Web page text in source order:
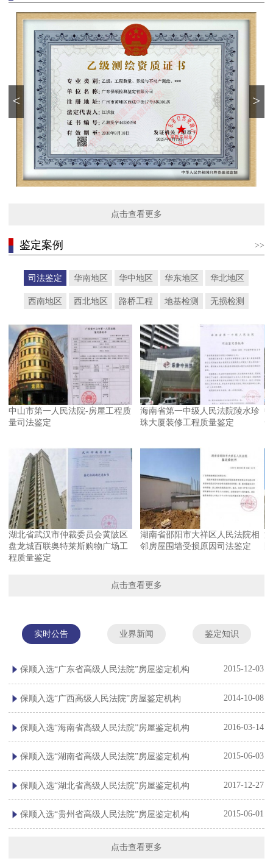
< >
点击查看更多
鉴定案例 >>
司法鉴定 华南地区 华中地区 华东地区 华北地区
西南地区 西北地区 路桥工程 地基检测 无损检测
中山市第一人民法院-房屋工程质
量司法鉴定
海南省第一中级人民法院陵水珍
珠大厦装修工程质量鉴定
湖北省武汉市仲裁委员会黄陂区
盘龙城百联奥特莱斯购物广场工
程质量鉴定
湖南省邵阳市大祥区人民法院相
邻房屋围墙受损原因司法鉴定
点击查看更多
实时公告 业界新闻 鉴定知识
保顺入选“广东省高级人民法院”房屋鉴定机构 2015-12-03
保顺入选“广西高级人民法院”房屋鉴定机构 2014-10-08
保顺入选“海南省高级人民法院”房屋鉴定机构 2016-03-14
保顺入选“湖南省高级人民法院”房屋鉴定机构 2015-06-03
保顺入选“湖北省高级人民法院”房屋鉴定机构 2017-12-27
保顺入选“贵州省高级人民法院”房屋鉴定机构 2015-06-01
点击查看更多